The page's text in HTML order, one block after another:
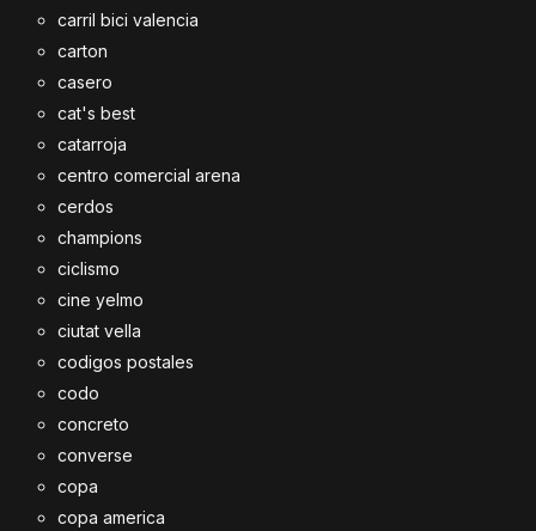
carril bici valencia
carton
casero
cat's best
catarroja
centro comercial arena
cerdos
champions
ciclismo
cine yelmo
ciutat vella
codigos postales
codo
concreto
converse
copa
copa america